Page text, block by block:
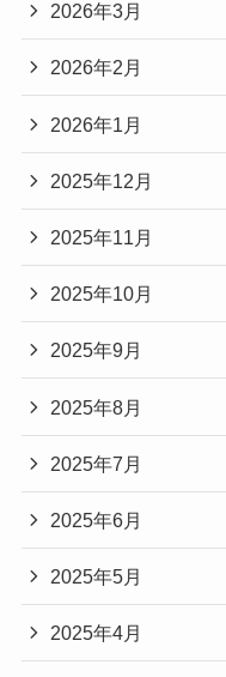
2026年3月
2026年2月
2026年1月
2025年12月
2025年11月
2025年10月
2025年9月
2025年8月
2025年7月
2025年6月
2025年5月
2025年4月